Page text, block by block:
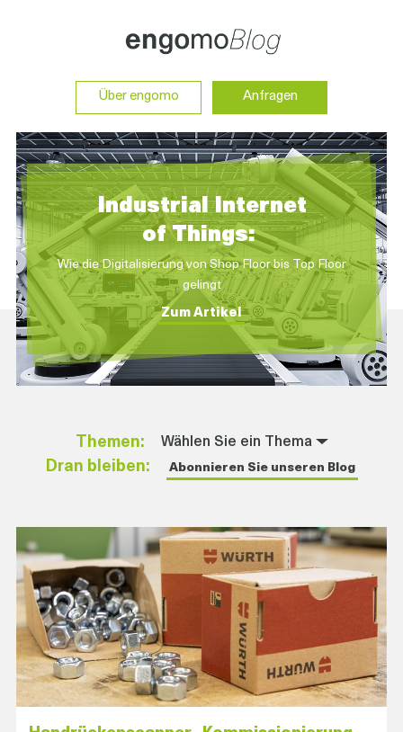
Über engomo Anfragen
Industrial Internet
of Things:
Wie die Digitalisierung von Shop Floor bis Top Floor
gelingt
Zum Artikel
Themen:
Dran bleiben:
Abonnieren Sie unseren Blog